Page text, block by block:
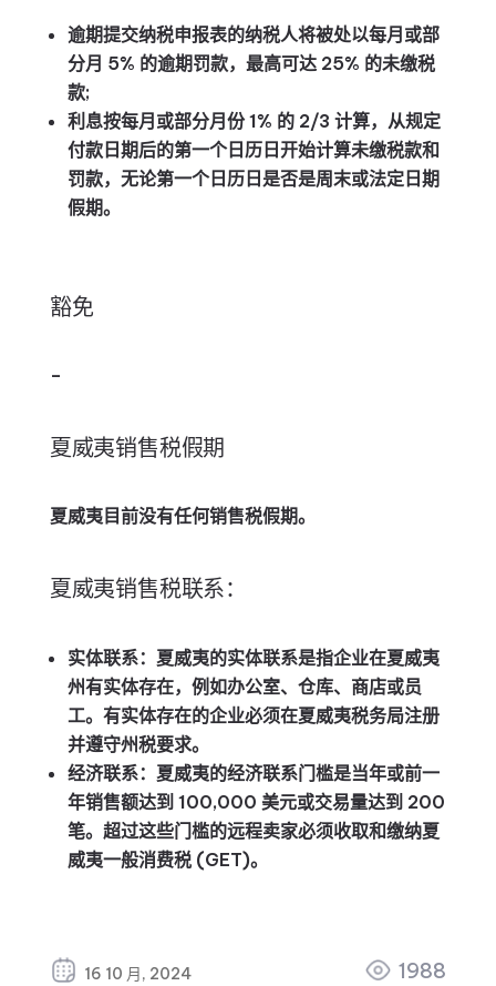
逾期提交纳税申报表的纳税人将被处以每月或部
分月 5% 的逾期罚款，最高可达 25% 的未缴税
款;
利息按每月或部分月份 1% 的 2/3 计算，从规定
付款日期后的第一个日历日开始计算未缴税款和
罚款，无论第一个日历日是否是周末或法定日期
假期。
豁免
–
夏威夷销售税假期
夏威夷目前没有任何销售税假期。
夏威夷销售税联系：
实体联系： 夏威夷的实体联系是指企业在夏威夷
州有实体存在，例如办公室、仓库、商店或员
工。有实体存在的企业必须在夏威夷税务局注册
并遵守州税要求。
经济联系： 夏威夷的经济联系门槛是当年或前一
年销售额达到 100,000 美元或交易量达到 200
笔。超过这些门槛的远程卖家必须收取和缴纳夏
威夷一般消费税 (GET)。
16 10 月, 2024 1988